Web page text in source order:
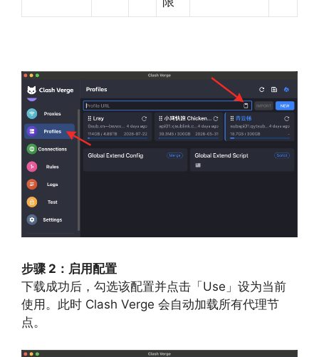
步骤 2：启用配置
下载成功后，勾选该配置并点击「Use」设为当前
使用。此时 Clash Verge 会自动加载所有代理节
点。